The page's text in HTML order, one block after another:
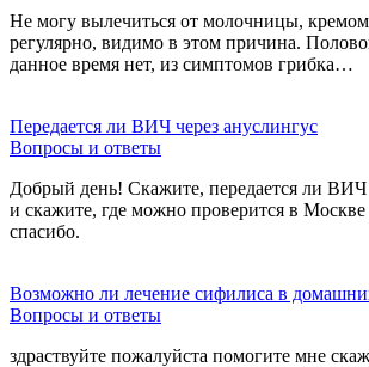
Не могу вылечиться от молочницы,
регулярно, видимо в этом причина.
данное время нет, из симптомов грибка…
Передается ли ВИЧ через ануслингус
Вопросы и ответы
Добрый день! Скажите, передается ли ВИЧ
и скажите, где можно проверится в Москве
спасибо.
Возможно ли лечение сифилиса в
Вопросы и ответы
здраствуйте пожалуйста помогите мне